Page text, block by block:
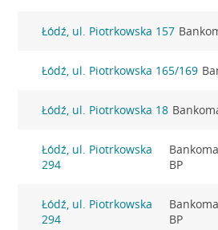
Łódź, ul. Piotrkowska 157
Łódź, ul. Piotrkowska 165/169
Łódź, ul. Piotrkowska 18
Łódź, ul. Piotrkowska
294
BP
Łódź, ul. Piotrkowska
294
BP